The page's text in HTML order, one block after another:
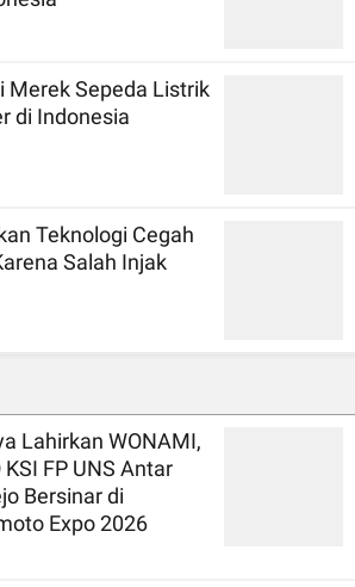
Merek Sepeda Listrik
di Indonesia
Teknologi Cegah
Salah Injak
Lahirkan WONAMI,
FP UNS Antar
Bersinar di
Expo 2026